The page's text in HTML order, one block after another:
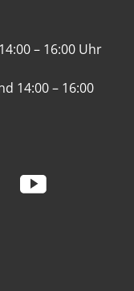
– 16:00 Uhr
14:00 – 16:00